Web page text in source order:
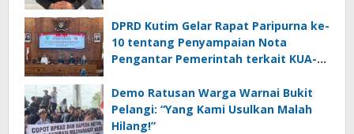
DPRD Kutim Gelar Rapat Paripurna ke-
10 tentang Penyampaian Nota
Pengantar Pemerintah terkait KUA-
Demo Ratusan Warga Warnai Bukit
Pelangi: “Yang Kami Usulkan Malah
Hilang!”